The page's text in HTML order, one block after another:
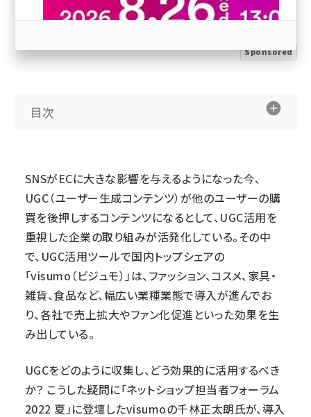
Sponsored
目次
SNSがECに大きな影響を与えるようになった今、
UGC（ユーザー生成コンテンツ）が他のユーザーの購
買を後押しするコンテンツになるとして、UGC活用を
重視した企業の取り組みが活発化している。その中
で、UGC活用ツールで国内トップシェアの
「visumo（ビジュモ） 」は、ファッション、コスメ、家具・
雑貨、食品など、幅広い業種業態で導入が進んでお
り、各社で売上拡大やファン化促進といった効果を生
み出している。
UGCをどのように収集し、どう効果的に活用するべき
か？ こうした疑問に「ネットショップ担当者フォーラム
2022 夏 」に登壇したvisumoの千林正太朗氏が、導入